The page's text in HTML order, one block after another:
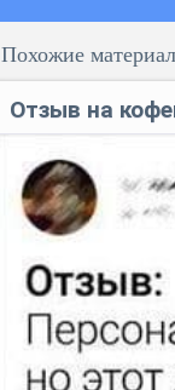
Код:
Похожие
Отзыв на